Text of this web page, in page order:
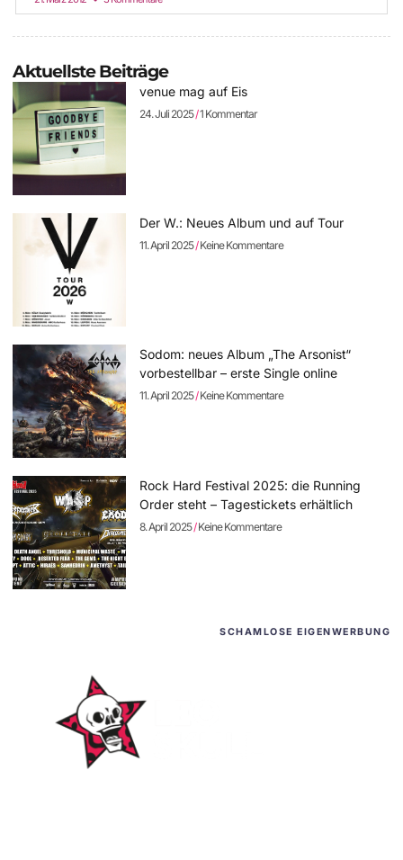
Aktuellste Beiträge
venue mag auf Eis
24. Juli 2025 1 Kommentar
Der W.: Neues Album und auf Tour
11. April 2025 Keine Kommentare
Sodom: neues Album „The Arsonist“
vorbestellbar – erste Single online
11. April 2025 Keine Kommentare
Rock Hard Festival 2025: die Running
Order steht – Tagestickets erhältlich
8. April 2025 Keine Kommentare
SCHAMLOSE EIGENWERBUNG